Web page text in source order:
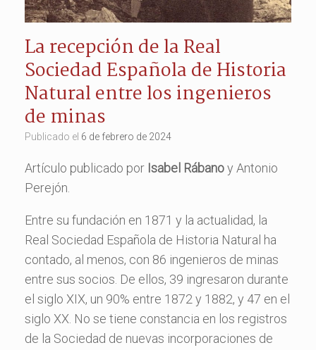
La recepción de la Real
Sociedad Española de Historia
Natural entre los ingenieros
de minas
Publicado el 6 de febrero de 2024
Artículo publicado por Isabel Rábanoy Antonio
Perejón.
Entre su fundación en 1871 y la actualidad, la
Real Sociedad Española de Historia Natural ha
contado, al menos, con 86 ingenieros de minas
entre sus socios. De ellos, 39 ingresaron durante
el siglo XIX, un 90% entre 1872 y 1882, y 47 en el
siglo XX. No se tiene constancia en los registros
de la Sociedad de nuevas incorporaciones de